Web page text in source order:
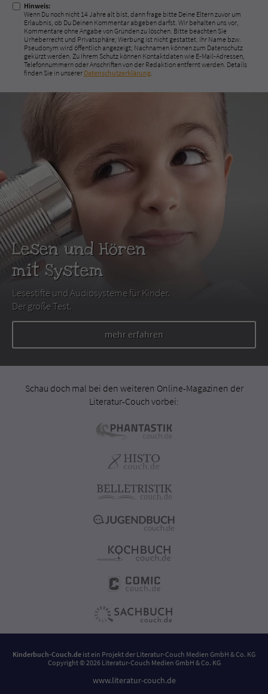
Hinweis:
Wenn Du noch nicht 14 Jahre alt bist, dann frage bitte Deine Eltern zuvor um
Erlaubnis, ob Du Deinen Kommentar abgeben darfst. Wir behalten uns vor,
Kommentare ohne Angabe von Gründen zu löschen. Bitte beachten Sie
Urheberrecht und Privatsphäre; Werbung ist nicht gestattet. Ihr Name bzw.
Pseudonym wird öffentlich angezeigt; Nachnamen können zum Datenschutz
gekürzt werden. Zu Ihrem Schutz können Kontaktdaten wie E-Mail-Adressen,
Telefonnummern oder Anschriften von der Redaktion entfernt werden. Details
finden Sie in unserer Datenschutzerklärung
Lesen und Hören
mit System
Lesestifte und Audiosysteme für Kinder.
Der große Test.
mehr erfahren
Schau doch mal bei den weiteren Online-Magazinen der
Literatur-Couch vorbei:
Kinderbuch-Couch.de ist ein Projekt der Literatur-Couch Medien GmbH & Co. KG
Copyright © 2026 Literatur-Couch Medien GmbH & Co. KG
www.literatur-couch.de